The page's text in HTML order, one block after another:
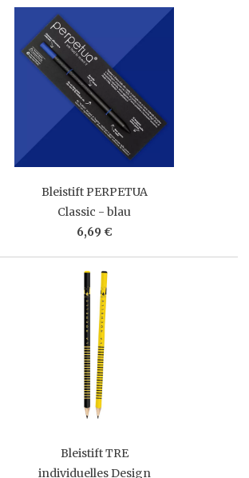
Bleistift PERPETUA
Classic - blau
6,69 €
Bleistift TRE
individuelles Design